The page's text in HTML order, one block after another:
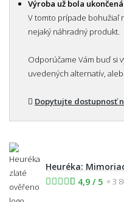
Výroba už bola
V tomto prípade bohužiaľ
nejaký náhradný produkt.
Odporúčame Vám buď si
uvedených alternatív,
Dopytujte dostupnosť
Heuréka:
4,9 / 5
3